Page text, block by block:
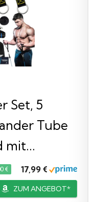
Set, 5
Tube
mit...
€ 17,99 €
ZUM ANGEBOT*